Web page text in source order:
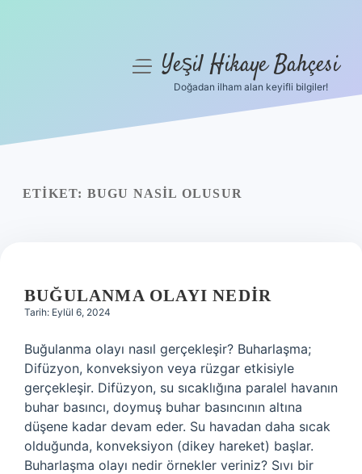
Yasal Uyarı
menüyüYeşil Hikaye Bahçesi
Doğadan ilham alan keyifli bilgiler!
ETIKET: BUGU NASIL OLUSUR
BUĞULANMA OLAYI NEDIR
Tarih: Eylül 6, 2024
Buğulanma olayı nasıl gerçekleşir? Buharlaşma;
Difüzyon, konveksiyon veya rüzgar etkisiyle
gerçekleşir. Difüzyon, su sıcaklığına paralel havanın
buhar basıncı, doymuş buhar basıncının altına
düşene kadar devam eder. Su havadan daha sıcak
olduğunda, konveksiyon (dikey hareket) başlar.
Buharlaşma olayı nedir örnekler veriniz? Sıvı bir